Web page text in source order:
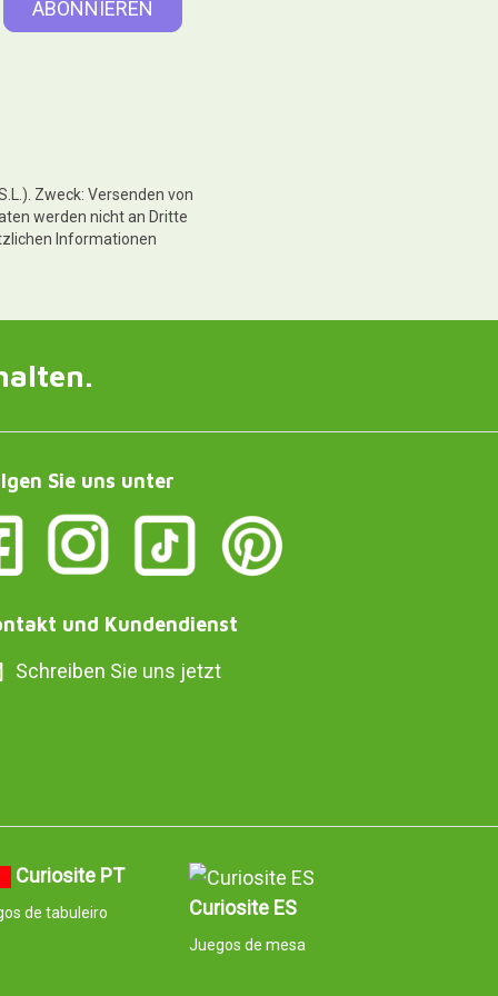
Zweck: Versenden von
werden nicht an Dritte
Informationen
Sie uns unter
und Kundendienst
Schreiben Sie uns jetzt
Curiosite PT
de tabuleiro Curiosite ES
Juegos de mesa